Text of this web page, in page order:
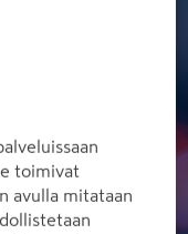
III
toimivat
avulla mitataan